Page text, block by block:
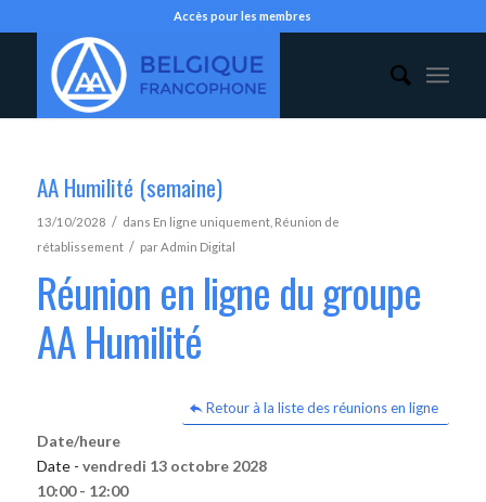
Accès pour les membres
AA Humilité (semaine)
13/10/2028 / dans En ligne uniquement, Réunion de
rétablissement / parAdmin Digital
Réunion en ligne du groupe
AA Humilité
Retour à la liste des réunions en ligne
Date/heure
Date - vendredi 13 octobre 2028
10:00 - 12:00